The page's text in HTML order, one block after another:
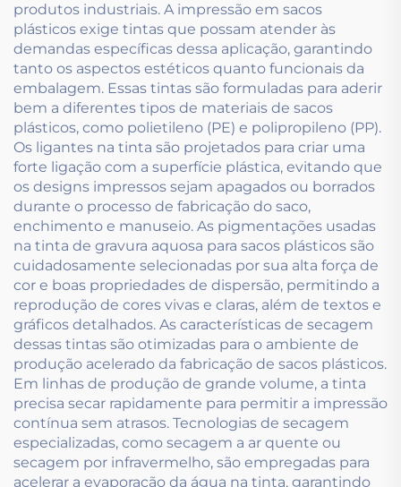
produtos industriais. A impressão em sacos
plásticos exige tintas que possam atender às
demandas específicas dessa aplicação, garantindo
tanto os aspectos estéticos quanto funcionais da
embalagem. Essas tintas são formuladas para aderir
bem a diferentes tipos de materiais de sacos
plásticos, como polietileno (PE) e polipropileno (PP).
Os ligantes na tinta são projetados para criar uma
forte ligação com a superfície plástica, evitando que
os designs impressos sejam apagados ou borrados
durante o processo de fabricação do saco,
enchimento e manuseio. As pigmentações usadas
na tinta de gravura aquosa para sacos plásticos são
cuidadosamente selecionadas por sua alta força de
cor e boas propriedades de dispersão, permitindo a
reprodução de cores vivas e claras, além de textos e
gráficos detalhados. As características de secagem
dessas tintas são otimizadas para o ambiente de
produção acelerado da fabricação de sacos plásticos.
Em linhas de produção de grande volume, a tinta
precisa secar rapidamente para permitir a impressão
contínua sem atrasos. Tecnologias de secagem
especializadas, como secagem a ar quente ou
secagem por infravermelho, são empregadas para
acelerar a evaporação da água na tinta, garantindo